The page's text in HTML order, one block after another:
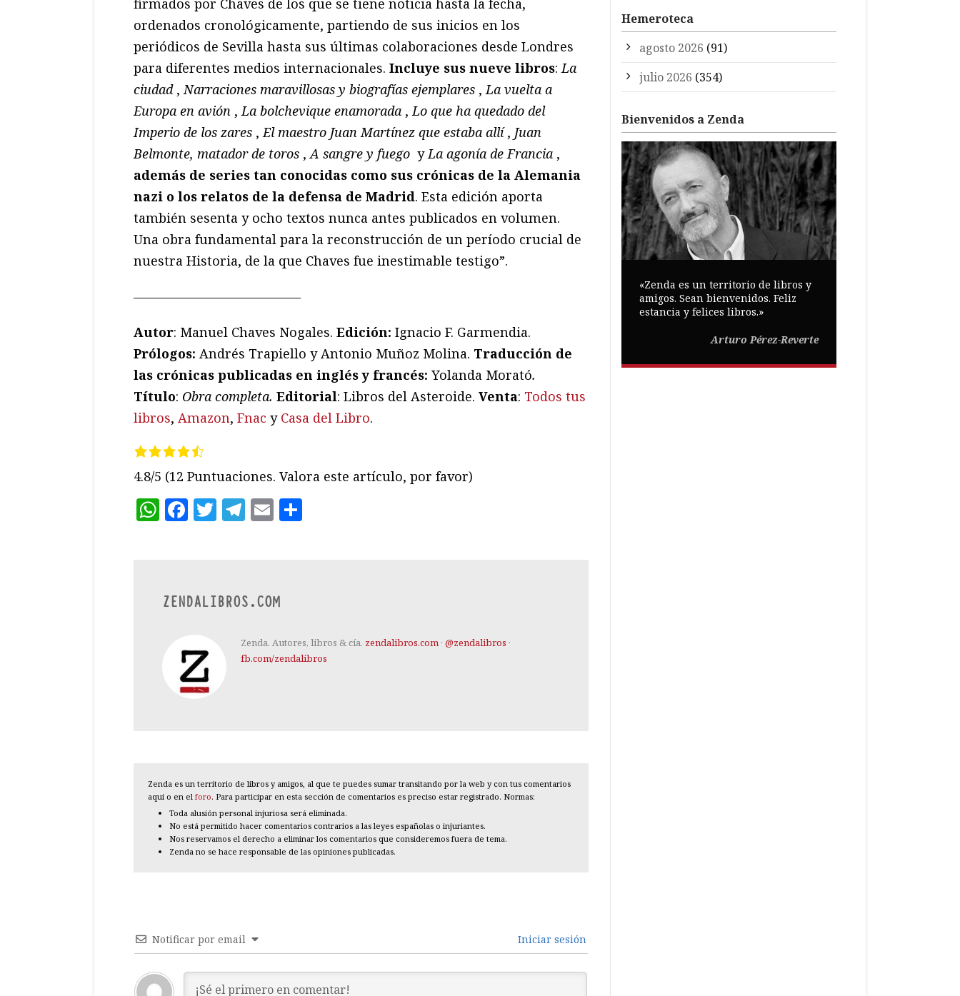
ordenados cronológicamente, partiendo de sus inicios en los
periódicos de Sevilla hasta sus últimas colaboraciones desde Londres
para diferentes medios internacionales. Incluye sus nueve libros: La
ciudad , Narraciones maravillosas y biografías ejemplares , La vuelta a
Europa en avión , La bolchevique enamorada , Lo que ha quedado del
Imperio de los zares , El maestro Juan Martínez que estaba allí , Juan
Belmonte, matador de toros , A sangre y fuego y La agonía de Francia ,
además de series tan conocidas como sus crónicas de la Alemania
nazi o los relatos de la defensa de Madrid. Esta edición aporta
también sesenta y ocho textos nunca antes publicados en volumen.
Una obra fundamental para la reconstrucción de un período crucial de
nuestra Historia, de la que Chaves fue inestimable testigo”.
—————————————
Autor: Manuel Chaves Nogales. Edición: Ignacio F. Garmendia.
Prólogos: Andrés Trapiello y Antonio Muñoz Molina. Traducción de
las crónicas publicadas en inglés y francés: Yolanda Morató.
Título: Obra completa. Editorial: Libros del Asteroide. Venta: Todos tus
libros, Amazon, Fnac y Casa del Libro.
4.8/5 (12 Puntuaciones. Valora este artículo, por favor)
WhatsApp
Facebook
Twitter
Telegram
Email
ZENDALIBROS.COM
Zenda. Autores, libros & cía. zendalibros.com · @zendalibros ·
fb.com/zendalibros
Zenda es un territorio de libros y amigos, al que te puedes sumar transitando por la web y con tus comentarios
aquí o en el foro. Para participar en esta sección de comentarios es preciso estar registrado. Normas:
Toda alusión personal injuriosa será eliminada.
No está permitido hacer comentarios contrarios a las leyes españolas o injuriantes.
Nos reservamos el derecho a eliminar los comentarios que consideremos fuera de tema.
Zenda no se hace responsable de las opiniones publicadas.
Notificar por email Iniciar sesión
Hemeroteca
agosto 2026 (91)
julio 2026 (354)
Bienvenidos a Zenda
«Zenda es un territorio de libros y
amigos. Sean bienvenidos. Feliz
estancia y felices libros.»
Arturo Pérez-Reverte